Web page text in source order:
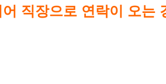
직장으로 연락이 오는